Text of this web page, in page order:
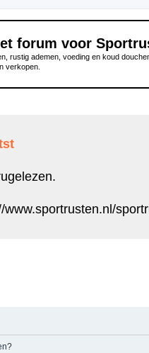
forum voor
rustig ademen, voeding en koud
verkopen.
www.sportrusten.nl/